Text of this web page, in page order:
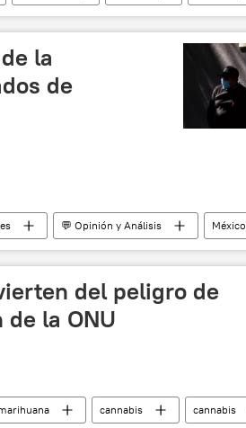
la
de
💬 Opinión y Análisis
México
del peligro de
la ONU
cannabis cannabis